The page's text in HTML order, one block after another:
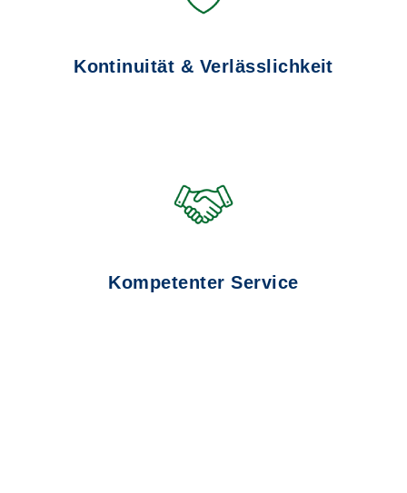
Kontinuität & Verlässlichkeit
Kompetenter Service